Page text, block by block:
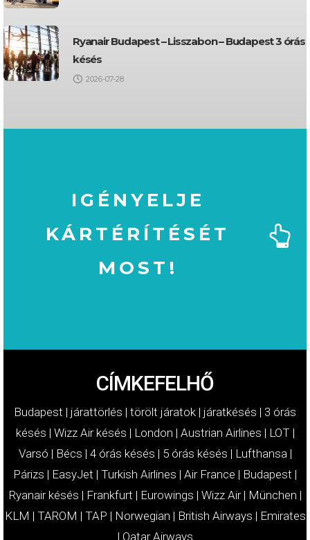
Ryanair Budapest – Lisszabon – Budapest 3 órás
késés
2026-07-28
IGÉNYELJE
KÁRTÉRÍTÉSÉT
MOST!
CÍMKEFELHŐ
Budapest | járattörlés | törölt járatok | járatkésés | 3 órás
késés | Wizz Air késés | London | Austrian Airlines | LOT|
Varsó | Bécs | 4 órás késés | 5 órás késés | Lufthansa|
Párizs | EasyJet | Turkish Airlines | Air France | Budapest |
Ryanair késés | Frankfurt | Eurowings | Wizz Air| München |
KLM | TAROM | TAP | Norwegian | British Airways | Emirates
| Qatar Airways